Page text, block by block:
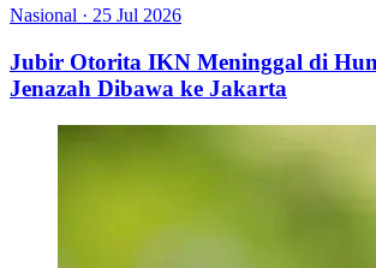
Nasional · 25 Jul 2026
Jubir Otorita IKN Meninggal di
Jenazah Dibawa ke Jakarta